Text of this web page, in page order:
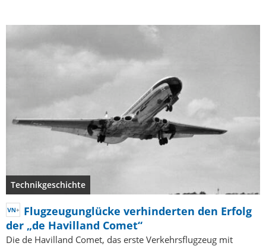
Technikgeschichte
Flugzeugunglücke verhinderten den Erfolg
der „de Havilland Comet“
Die de Havilland Comet, das erste Verkehrsflugzeug mit